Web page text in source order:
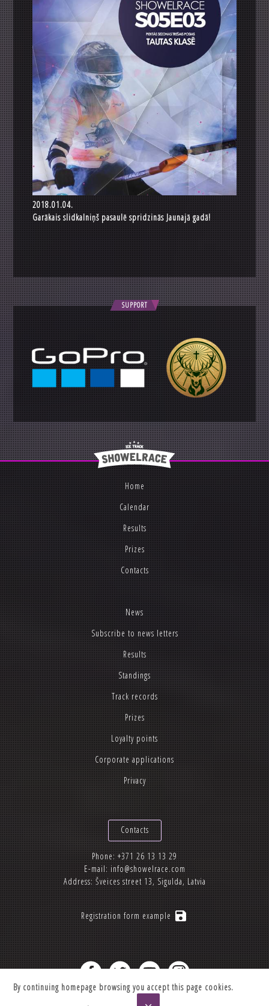
2018.01.04.
Garākais slidkalniņš pasaulē spridzinās Jaunajā gadā!
SUPPORT
Home
Calendar
Results
Prizes
Contacts
News
Subscribe to news letters
Results
Standings
Track records
Prizes
Loyalty points
Corporate applications
Privacy
Contacts
Phone:+371 26 13 13 29
E-mail:info@showelrace.com
Address: Šveices street 13, Sigulda, Latvia
Registration form examplesave
By continuing homepage browsing you accept this page cookies.